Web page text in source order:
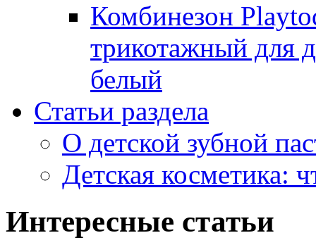
Комбинезон
трикотажный для
белый
Статьи раздела
О детской зубной
Детская косметика:
Интересные статьи